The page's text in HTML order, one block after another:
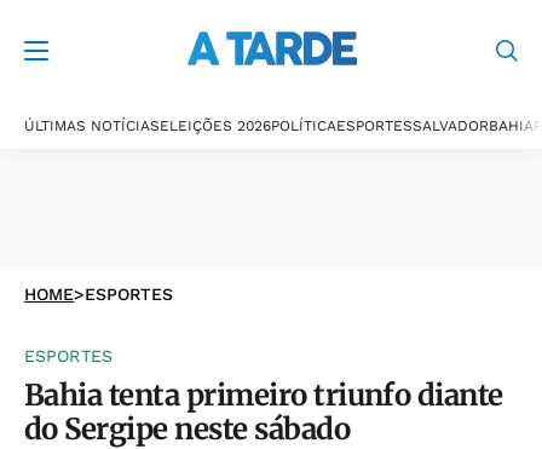
ÚLTIMAS NOTÍCIASELEIÇÕES 2026POLÍTICAESPORTESSALVADORBAHIA
HOME>ESPORTES
ESPORTES
Bahia tenta primeiro triunfo diante
do Sergipe neste sábado